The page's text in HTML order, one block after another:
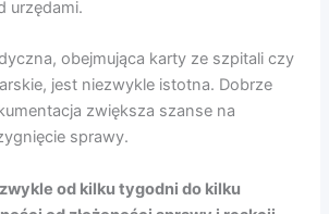
urzędami.
obejmująca karty ze szpitali czy
jest niezwykle istotna. Dobrze
zwiększa szanse na
sprawy.
od kilku tygodni do kilku